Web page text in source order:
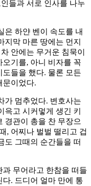
들과 서로 인사를 나누
은 하얀 벤이 속도를 내
지막 마른 땅에는 먼지
안에는 무거운 침묵이
기를, 아니 비자를 꼭
들을 했다. 물론 모든
문이었다.
가 멈추었다. 변호사는
고 시커멓게 생긴 키
경관이 총을 찬 무장으
, 어찌나 벌벌 떨리고 겁
도 그때의 순간들을 떠
무어라고 한참을 떠들
. 드디어 얼마 만에 통